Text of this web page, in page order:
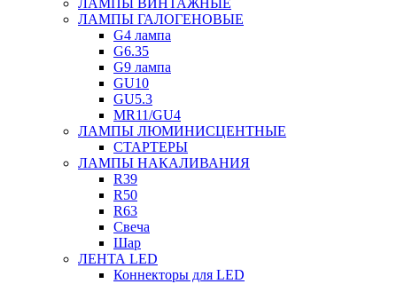
ЛАМПЫ ВИНТАЖНЫЕ
ЛАМПЫ ГАЛОГЕНОВЫЕ
G4 лампа
G6.35
G9 лампа
GU10
GU5.3
MR11/GU4
ЛАМПЫ ЛЮМИНИСЦЕНТНЫЕ
СТАРТЕРЫ
ЛАМПЫ НАКАЛИВАНИЯ
R39
R50
R63
Свеча
Шар
ЛЕНТА LED
Коннекторы для LED